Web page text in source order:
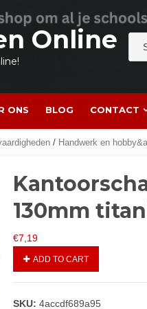
Online
ONS BLOG CONTACT
/ Handwerk en
130mm
€7,19
ADD TO CART
SKU: 4accdf689a95